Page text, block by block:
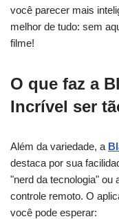
você parecer mais
melhor de tudo: sem
filme!
O que faz a
Incrível ser
Além da variedade, a
destaca por sua
"nerd da tecnologia" ou
controle remoto. O
você pode esperar: